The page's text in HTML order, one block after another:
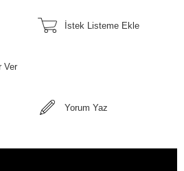
İstek Listeme Ekle
Ver
Yorum Yaz